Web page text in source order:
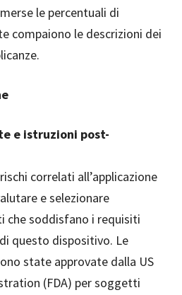
le percentuali di
compaiono le descrizioni dei
e istruzioni post-
correlati all’applicazione
e selezionare
che soddisfano i requisiti
questo dispositivo. Le
state approvate dalla US
(FDA) per soggetti